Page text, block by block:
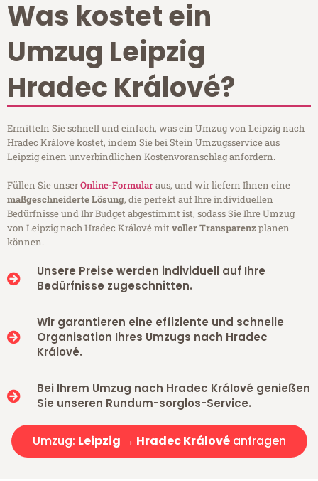
Was kostet ein
Umzug Leipzig
Hradec Králové?
Ermitteln Sie schnell und einfach, was ein Umzug von Leipzig nach
Hradec Králové kostet, indem Sie bei Stein Umzugsservice aus
Leipzig einen unverbindlichen Kostenvoranschlag anfordern.
Füllen Sie unserOnline-Formularaus, und wir liefern Ihnen eine
maßgeschneiderte Lösung, die perfekt auf Ihre individuellen
Bedürfnisse und Ihr Budget abgestimmt ist, sodass Sie Ihre Umzug
von Leipzig nach Hradec Králové mitvoller Transparenzplanen
können.
Unsere Preise werden individuell auf Ihre
Bedürfnisse zugeschnitten.
Wir garantieren eine effiziente und schnelle
Organisation Ihres Umzugs nach Hradec
Králové.
Bei Ihrem Umzug nach Hradec Králové genießen
Sie unseren Rundum-sorglos-Service.
Umzug: Leipzig → Hradec Královéanfragen